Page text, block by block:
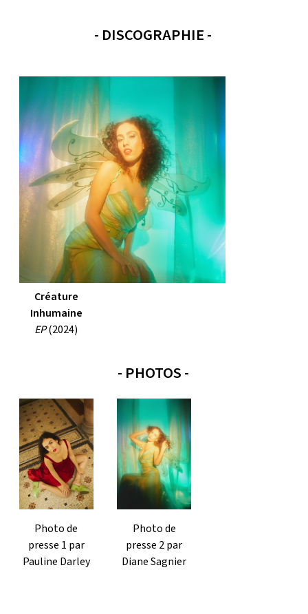
- DISCOGRAPHIE -
Créature
Inhumaine
EP(2024)
- PHOTOS -
Photo de
presse 1 par
Pauline Darley
Photo de
presse 2 par
Diane Sagnier